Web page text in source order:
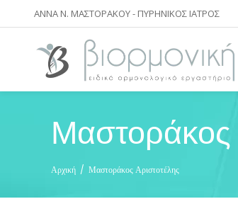
ΑΝΝΑ Ν. ΜΑΣΤΟΡΑΚΟΥ - ΠΥΡΗΝΙΚΟΣ ΙΑΤΡΟΣ
Μαστοράκος
Αρχική / Μαστοράκος Αριστοτέλης